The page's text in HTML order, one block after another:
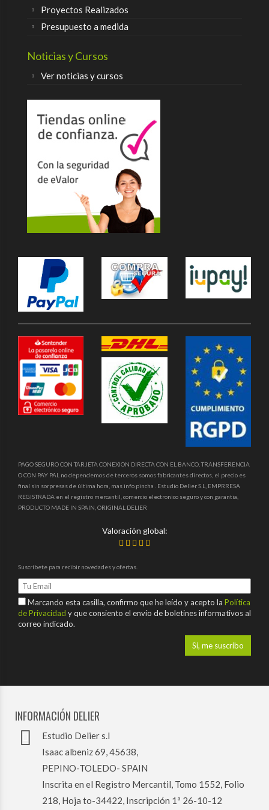
Proyectos Realizados
Presupuesto a medida
Noticias y Cursos
Ver noticias y cursos
PAGO SEGURO CON TARJETA CONEXION DIRECTA CON EL BANCO, TRANSFERENCIA
O CON PAY PAL no dependemos de terceros somos fabricantes directos, el precio es
final sin sorpresas de última hora, mas info pincha . Estudio Delier S.L, EMPRRESA
REGISTRADA en el registro mercantil, comercio electronico seguro y con garantia,
PRODUCTO MADE IN SPAIN, ORIGINAL DELIER
Valoración global:
Suscríbete para recibir novedades y ofertas.
Marcando esta casilla, confirmo que he leído y acepto la Política
de Privacidad y que consiento el envío de boletines informativos al
correo indicado.
INFORMACIÓN DELIER
Estudio Delier s.l
Isaac albeniz 69, 45638,
PEPINO-TOLEDO- SPAIN
Inscrita en el Registro Mercantil, Tomo 1552, Folio
218, Hoja to-34422, Inscripción 1ª 26-10-12